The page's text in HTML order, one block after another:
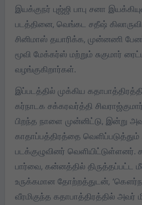
இயக்குநர் புஜ்ஜி பாபு சனா
படத்தினை, வெங்கட சதீஷ்
சினிமாஸ் தயாரிக்க, முன்னணி
மூவி மேக்கர்ஸ் மற்றும் சுகுமார்
வழங்குகிறார்கள்.
இப்படத்தில் முக்கிய
கர்நாடக சக்கரவர்த்தி
பிறந்த நாளை முன்னிட்டு, இன்று
காதாப்பத்திரத்தை
படக்குழுவினர் வெளியிட்டுள்ளனர்.
பார்வை, கன்னத்தில் திருத்தப்பட்ட
உருக்கமான தோற்றத்துடன்,
வீரமிகுந்த கதாபாத்திரத்தில் அவர்